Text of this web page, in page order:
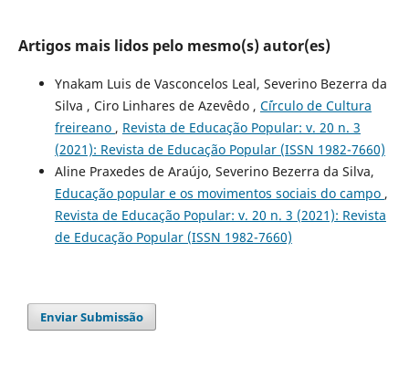
Artigos mais lidos pelo mesmo(s) autor(es)
Ynakam Luis de Vasconcelos Leal, Severino Bezerra da
Silva , Ciro Linhares de Azevêdo , C´írculo de Cultura
freireano , Revista de Educação Popular: v. 20 n. 3
(2021): Revista de Educação Popular (ISSN 1982-7660)
Aline Praxedes de Araújo, Severino Bezerra da Silva,
Educação popular e os movimentos sociais do campo ,
Revista de Educação Popular: v. 20 n. 3 (2021): Revista
de Educação Popular (ISSN 1982-7660)
Enviar Submissão